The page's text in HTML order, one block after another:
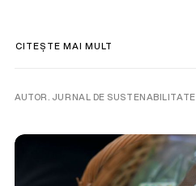
CITEȘTE MAI MULT
AUTOR. JURNAL DE SUSTENABILITATE